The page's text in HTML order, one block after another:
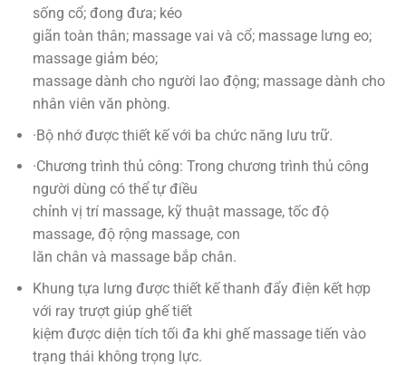
sống cổ; đong đưa; kéo
giãn toàn thân; massage vai và cổ; massage lưng eo;
massage giảm béo;
massage dành cho người lao động; massage dành cho
nhân viên văn phòng.
·Bộ nhớ được thiết kế với ba chức năng lưu trữ.
·Chương trình thủ công: Trong chương trình thủ công
người dùng có thể tự điều
chỉnh vị trí massage, kỹ thuật massage, tốc độ
massage, độ rộng massage, con
lăn chân và massage bắp chân.
Khung tựa lưng được thiết kế thanh đẩy điện kết hợp
với ray trượt giúp ghế tiết
kiệm được diện tích tối đa khi ghế massage tiến vào
trạng thái không trọng lực.